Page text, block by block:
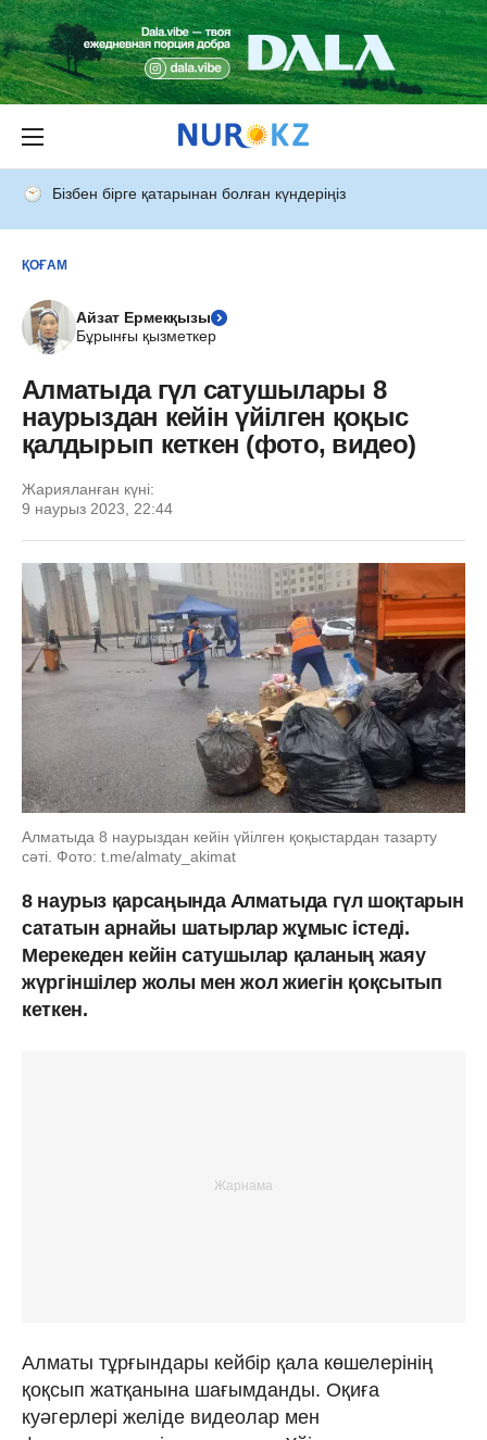
Бізбен бірге қатарынан болған күндеріңіз
ҚОҒАМ
Айзат Ермекқызы
Бұрынғы қызметкер
Алматыда гүл сатушылары 8
наурыздан кейін үйілген қоқыс
қалдырып кеткен (фото, видео)
Жарияланған күні:
9 наурыз 2023, 22:44
Алматыда 8 наурыздан кейін үйілген қоқыстардан тазарту
сәті. Фото: t.me/almaty_akimat
8 наурыз қарсаңында Алматыда гүл шоқтарын
сататын арнайы шатырлар жұмыс істеді.
Мерекеден кейін сатушылар қаланың жаяу
жүргіншілер жолы мен жол жиегін қоқсытып
кеткен.
Алматы тұрғындары кейбір қала көшелерінің
қоқсып жатқанына шағымданды. Оқиға
куәгерлері желіде видеолар мен